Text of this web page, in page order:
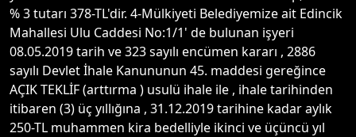
% 3 tutarı 378-TL'dir. 4-Mülkiyeti Belediyemize ait Edincik
Mahallesi Ulu Caddesi No:1/1' de bulunan işyeri
08.05.2019 tarih ve 323 sayılı encümen kararı , 2886
sayılı Devlet İhale Kanununun 45. maddesi gereğince
AÇIK TEKLİF (arttırma ) usulü ihale ile , ihale tarihinden
itibaren (3) üç yıllığına , 31.12.2019 tarihine kadar aylık
250-TL muhammen kira bedelliyle ikinci ve üçüncü yıl